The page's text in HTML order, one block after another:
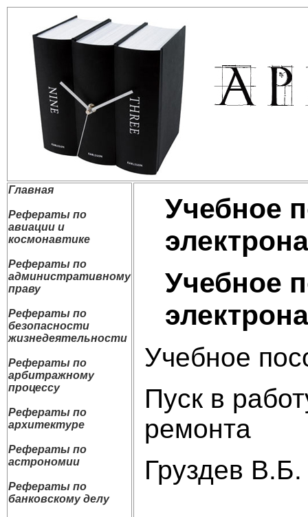
Главная
Рефераты по
авиации и
космонавтике
Рефераты по
административному
праву
Рефераты по
безопасности
жизнедеятельности
Рефераты по
арбитражному
процессу
Рефераты по
архитектуре
Рефераты по
астрономии
Рефераты по
банковскому делу
Учебное
Учебное
Учебное
Пуск в
ремонта
Груздев В.Б.